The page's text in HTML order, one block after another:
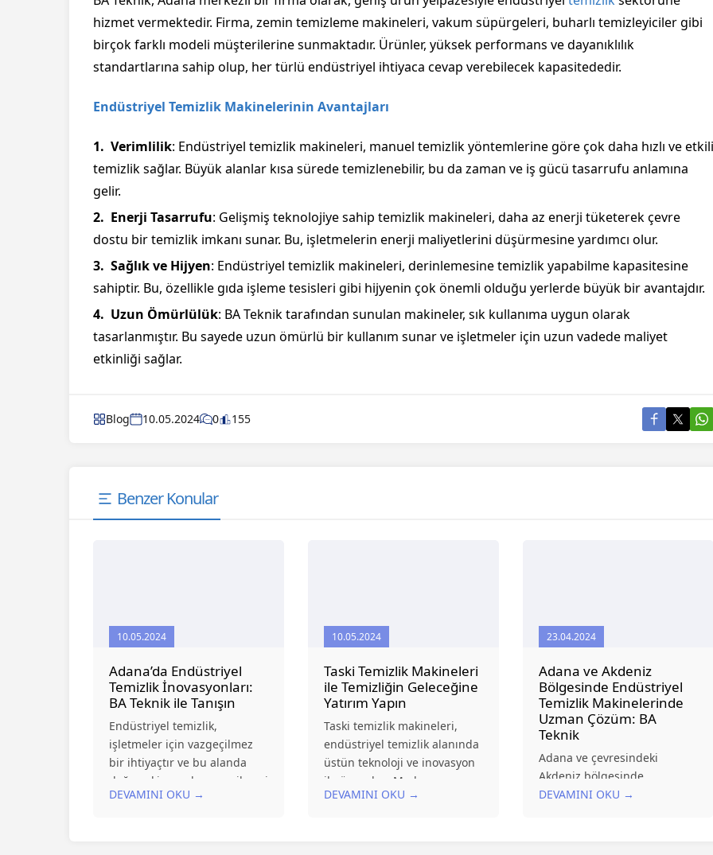
hizmet vermektedir. Firma, zemin temizleme makineleri, vakum süpürgeleri, buharlı temizleyiciler gibi
birçok farklı modeli müşterilerine sunmaktadır. Ürünler, yüksek performans ve dayanıklılık
standartlarına sahip olup, her türlü endüstriyel ihtiyaca cevap verebilecek kapasitededir.
Endüstriyel Temizlik Makinelerinin Avantajları
Verimlilik: Endüstriyel temizlik makineleri, manuel temizlik yöntemlerine göre çok daha hızlı ve etkili
temizlik sağlar. Büyük alanlar kısa sürede temizlenebilir, bu da zaman ve iş gücü tasarrufu anlamına
gelir.
Enerji Tasarrufu: Gelişmiş teknolojiye sahip temizlik makineleri, daha az enerji tüketerek çevre
dostu bir temizlik imkanı sunar. Bu, işletmelerin enerji maliyetlerini düşürmesine yardımcı olur.
Sağlık ve Hijyen: Endüstriyel temizlik makineleri, derinlemesine temizlik yapabilme kapasitesine
sahiptir. Bu, özellikle gıda işleme tesisleri gibi hijyenin çok önemli olduğu yerlerde büyük bir avantajdır.
Uzun Ömürlülük: BA Teknik tarafından sunulan makineler, sık kullanıma uygun olarak
tasarlanmıştır. Bu sayede uzun ömürlü bir kullanım sunar ve işletmeler için uzun vadede maliyet
etkinliği sağlar.
Blog 10.05.2024 0 155
Benzer Konular
10.05.2024
Adana’da Endüstriyel
Temizlik İnovasyonları:
BA Teknik ile Tanışın
Endüstriyel temizlik,
işletmeler için vazgeçilmez
bir ihtiyaçtır ve bu alanda
doğru ekipmanların seçilmesi
büyük önem taşır. Adana
DEVAMINI OKU →
10.05.2024
Taski Temizlik Makineleri
ile Temizliğin Geleceğine
Yatırım Yapın
Taski temizlik makineleri,
endüstriyel temizlik alanında
üstün teknoloji ve inovasyon
ile öne çıkar. Modern
işletmelerin en zorlu temizlik
DEVAMINI OKU →
23.04.2024
Adana ve Akdeniz
Bölgesinde Endüstriyel
Temizlik Makinelerinde
Uzman Çözüm: BA
Teknik
Adana ve çevresindeki
Akdeniz bölgesinde
endüstriyel temizlik ve
DEVAMINI OKU →